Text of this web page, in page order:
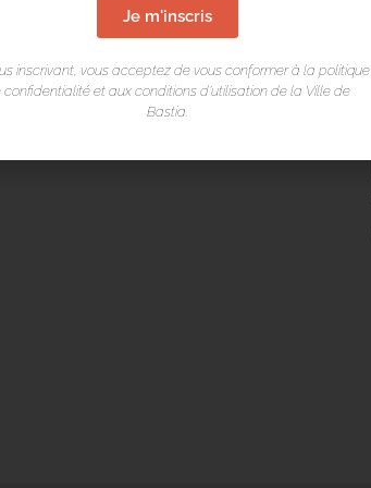
Je m'inscris
inscrivant, vous acceptez de vous conformer à la politique
confidentialité et aux conditions d’utilisation de la Ville de
Bastia.